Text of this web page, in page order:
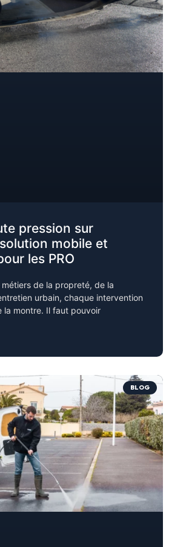
pression sur
mobile et
les PRO
de la propreté, de la
urbain, chaque intervention
la montre. Il faut pouvoir
BLOG